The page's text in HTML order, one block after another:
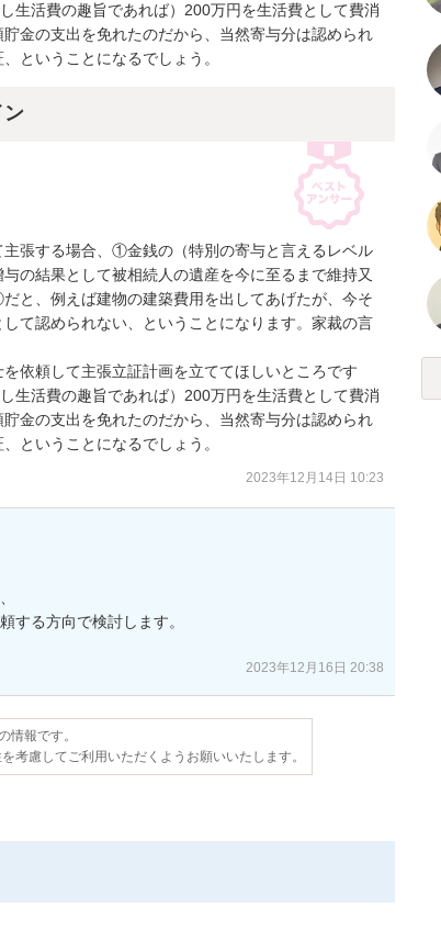
活費の趣旨であれば）200万円を生活費として費消
金の支出を免れたのだから、当然寄与分は認められ
ということになるでしょう。
ン
張する場合、①金銭の（特別の寄与と言えるレベル
の結果として被相続人の遺産を今に至るまで維持又
と、例えば建物の建築費用を出してあげたが、今そ
て認められない、ということになります。家裁の言
依頼して主張立証計画を立ててほしいところです
活費の趣旨であれば）200万円を生活費として費消
金の支出を免れたのだから、当然寄与分は認められ
ということになるでしょう。
2023年12月14日 10:23
する方向で検討します。
2023年12月16日 20:38
情報です。
考慮してご利用いただくようお願いいたします。